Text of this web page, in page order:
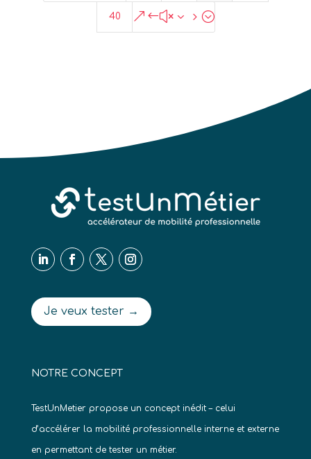
40 &#x35;
Je veux tester →
NOTRE CONCEPT
TestUnMetier propose un concept inédit – celui
d’accélérer la mobilité professionnelle interne et externe
en permettant de tester un métier.